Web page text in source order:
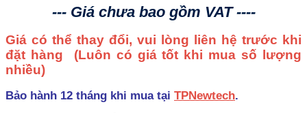
--- Giá chưa bao gồm VAT ----
Giá có thể thay đổi, vui lòng liên hệ trước khi
đặt hàng (Luôn có giá tốt khi mua số lượng
nhiều)
Bảo hành 12 tháng khi mua tại TPNewtech.